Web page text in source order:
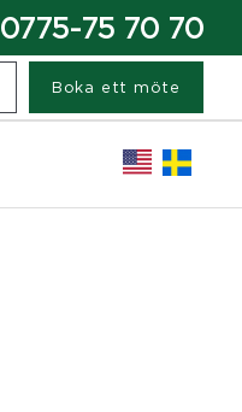
0775-75 70 70
Boka ett möte